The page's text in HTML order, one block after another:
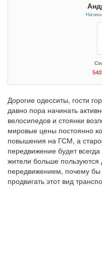
Дорогие одесситы, гости
давно пора начинать
велосипедов и стоянки
мировые цены постоянно
повышения на ГСМ, а
передвижение будет
жители больше пользуются
передвижением, почему бы
продвигать этот вид